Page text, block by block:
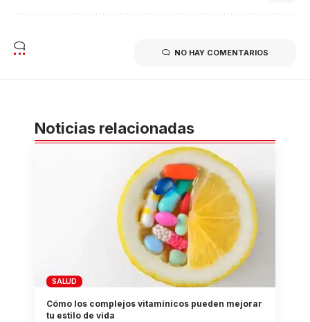
NO HAY COMENTARIOS
Noticias relacionadas
SALUD
Cómo los complejos vitamínicos pueden mejorar
tu estilo de vida